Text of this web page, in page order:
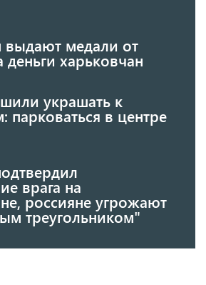
медали от
деньги харьковчан
украшать к
парковаться в центре
врага на
россияне угрожают
треугольником"